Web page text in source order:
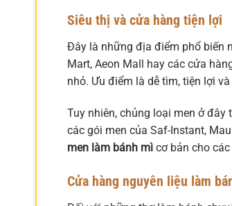
Siêu thị và cửa hàng tiện lợi
Đây là những địa điểm phổ biến
Mart, Aeon Mall hay các cửa
nhỏ. Ưu điểm là dễ tìm, tiện lợi
Tuy nhiên, chủng loại men ở
các gói men của Saf-Instant,
men làm bánh mì cơ bản cho
Cửa hàng nguyên liệu làm